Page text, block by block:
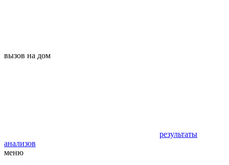
вызов на дом
результаты
анализов
меню